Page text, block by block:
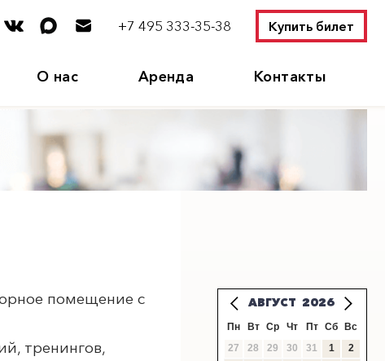
+7 495 333-35-38 Купить билет
О нас Аренда Контакты
помещение с
тренингов,
АВГУСТ 2026
Пн Вт Ср Чт Пт Сб
Вс
27
28 29 30 31 1
2